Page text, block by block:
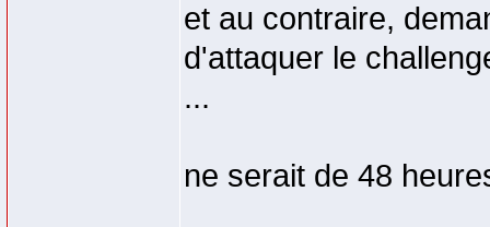
et au contraire,
d'attaquer le
...
ne serait de 48